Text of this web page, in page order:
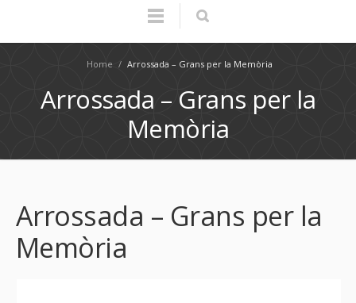
Home / Arrossada – Grans per la Memòria
Arrossada – Grans per la
Memòria
Arrossada – Grans per la
Memòria